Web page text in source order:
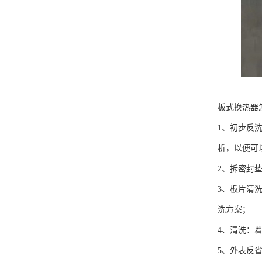
板式换热器
1、初步反
析，以便可
2、拆密封
3、板片清
洗方案；
4、清洗：
5、外表反